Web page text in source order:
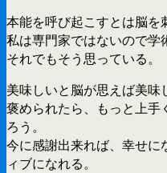
本能を呼び起こすとは脳を
私は専門家ではないので学
それでもそう思っている。
美味しいと脳が思えば美味
褒められたら、もっと上
ろう。
今に感謝出来れば、幸せに
ィブになれる。